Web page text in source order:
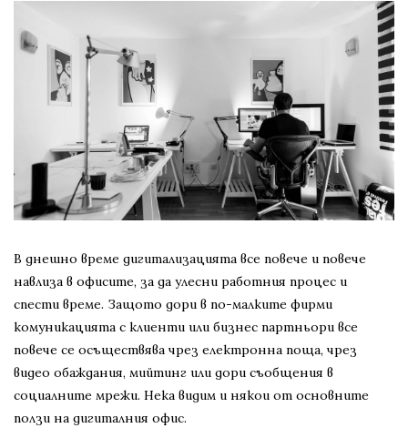
В днешно време дигитализацията все повече и повече
навлиза в офисите, за да улесни работния процес и
спести време. Защото дори в по-малките фирми
комуникацията с клиенти или бизнес партньори все
повече се осъществява чрез електронна поща, чрез
видео обаждания, мийтинг или дори съобщения в
социалните мрежи. Нека видим и някои от основните
ползи на дигиталния офис.